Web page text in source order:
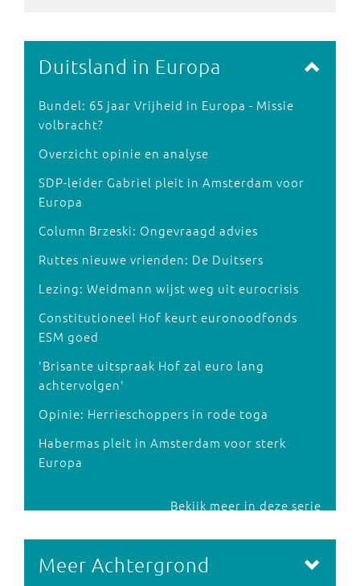
Duitsland in Europa
Bundel: 65 jaar Vrijheid in Europa - Missie
volbracht?
Overzicht opinie en analyse
SDP-leider Gabriel pleit in Amsterdam voor
Europa
Column Brzeski: Ongevraagd advies
Ruttes nieuwe vrienden: De Duitsers
Lezing: Weidmann wijst weg uit eurocrisis
Constitutioneel Hof keurt euronoodfonds
ESM goed
'Brisante uitspraak Hof zal euro lang
achtervolgen'
Opinie: Herrieschoppers in rode toga
Habermas pleit in Amsterdam voor sterk
Europa
Bekijk meer in deze serie
Meer Achtergrond